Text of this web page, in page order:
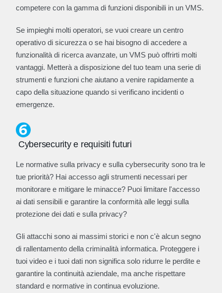
competere con la gamma di funzioni disponibili in un VMS.
Se impieghi molti operatori, se vuoi creare un centro
operativo di sicurezza o se hai bisogno di accedere a
funzionalità di ricerca avanzate, un VMS può offrirti molti
vantaggi. Metterà a disposizione del tuo team una serie di
strumenti e funzioni che aiutano a venire rapidamente a
capo della situazione quando si verificano incidenti o
emergenze.
Cybersecurity e requisiti futuri
Le normative sulla privacy e sulla cybersecurity sono tra le
tue priorità? Hai accesso agli strumenti necessari per
monitorare e mitigare le minacce? Puoi limitare l'accesso
ai dati sensibili e garantire la conformità alle leggi sulla
protezione dei dati e sulla privacy?
Gli attacchi sono ai massimi storici e non c'è alcun segno
di rallentamento della criminalità informatica. Proteggere i
tuoi video e i tuoi dati non significa solo ridurre le perdite e
garantire la continuità aziendale, ma anche rispettare
standard e normative in continua evoluzione.